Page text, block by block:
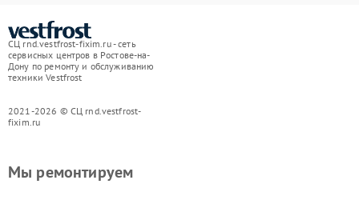
СЦ rnd.vestfrost-fixim.ru - сеть
сервисных центров в Ростове-на-
Дону по ремонту и обслуживанию
техники Vestfrost
2021-2026 © СЦ rnd.vestfrost-
fixim.ru
Мы ремонтируем